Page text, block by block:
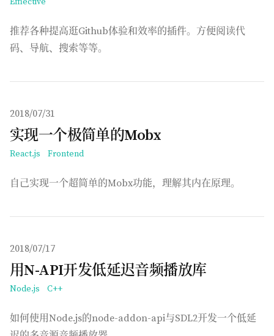
推荐各种提高逛Github体验和效率的插件。方便阅读代
码、导航、搜索等等。
发布于
2018/07/31
实现一个极简单的Mobx
React.js Frontend
自己实现一个超简单的Mobx功能，理解其内在原理。
发布于
2018/07/17
用N-API开发低延迟音频播放库
Node.js C++
如何使用Node.js的node-addon-api与SDL2开发一个低延